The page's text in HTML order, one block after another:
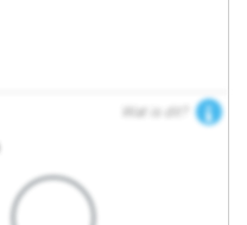
Wat is dit?